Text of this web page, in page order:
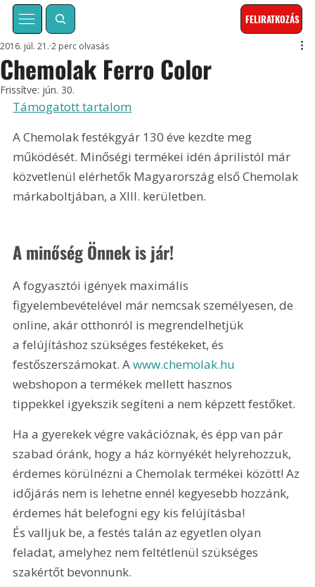
FELIRATKOZÁS
Chemolak Ferro Color
2016. júl. 21. 2 perc olvasás
Frissítve: jún. 30.
Támogatott tartalom
A Chemolak festékgyár 130 éve kezdte meg
működését. Minőségi termékei idén áprilistól már
közvetlenül elérhetők Magyarország első Chemolak
márkaboltjában, a XIII. kerületben.
A minőség Önnek is jár!
A fogyasztói igények maximális
figyelembevételével már nemcsak személyesen, de
online, akár otthonról is megrendelhetjük
a felújításhoz szükséges festékeket, és
festőszerszámokat. A www.chemolak.hu
webshopon a termékek mellett hasznos
tippekkel igyekszik segíteni a nem képzett festőket.
Ha a gyerekek végre vakációznak, és épp van pár
szabad óránk, hogy a ház környékét helyrehozzuk,
érdemes körülnézni a Chemolak termékei között! Az
időjárás nem is lehetne ennél kegyesebb hozzánk,
érdemes hát belefogni egy kis felújításba!
És valljuk be, a festés talán az egyetlen olyan
feladat, amelyhez nem feltétlenül szükséges
szakértőt bevonnunk.